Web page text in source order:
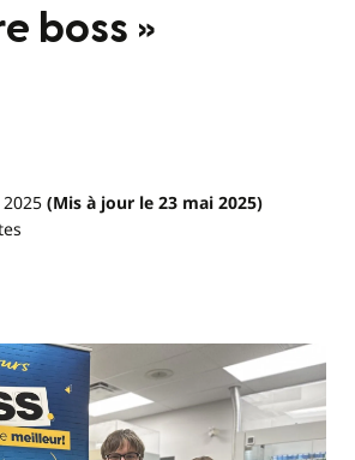
boss »
(Mis à jour le 23 mai 2025)